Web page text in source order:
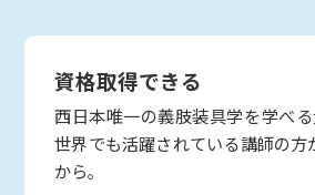
資格取得できる
西日本唯一の義肢装具学を学べ
世界でも活躍されている講師の方
から｡